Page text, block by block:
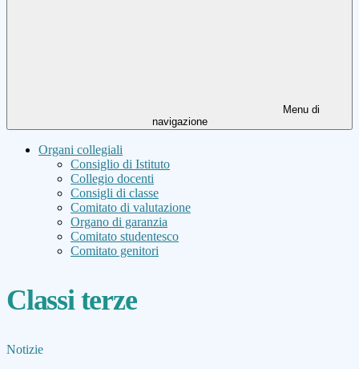
Menu di
navigazione
Organi collegiali
Consiglio di Istituto
Collegio docenti
Consigli di classe
Comitato di valutazione
Organo di garanzia
Comitato studentesco
Comitato genitori
Classi terze
Notizie